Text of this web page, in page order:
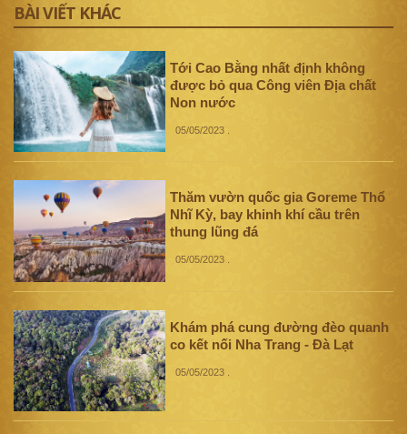
BÀI VIẾT KHÁC
Tới Cao Bằng nhất định không
được bỏ qua Công viên Địa chất
Non nước
05/05/2023
Thăm vườn quốc gia Goreme Thổ
Nhĩ Kỳ, bay khinh khí cầu trên
thung lũng đá
05/05/2023
Khám phá cung đường đèo quanh
co kết nối Nha Trang - Đà Lạt
05/05/2023